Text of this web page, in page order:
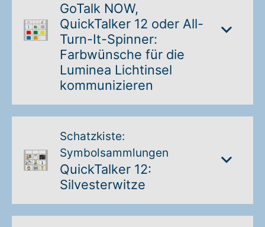
GoTalk NOW,
QuickTalker 12 oder All-
Turn-It-Spinner:
Farbwünsche für die
Luminea Lichtinsel
kommunizieren
Schatzkiste:
Symbolsammlungen
QuickTalker 12:
Silvesterwitze